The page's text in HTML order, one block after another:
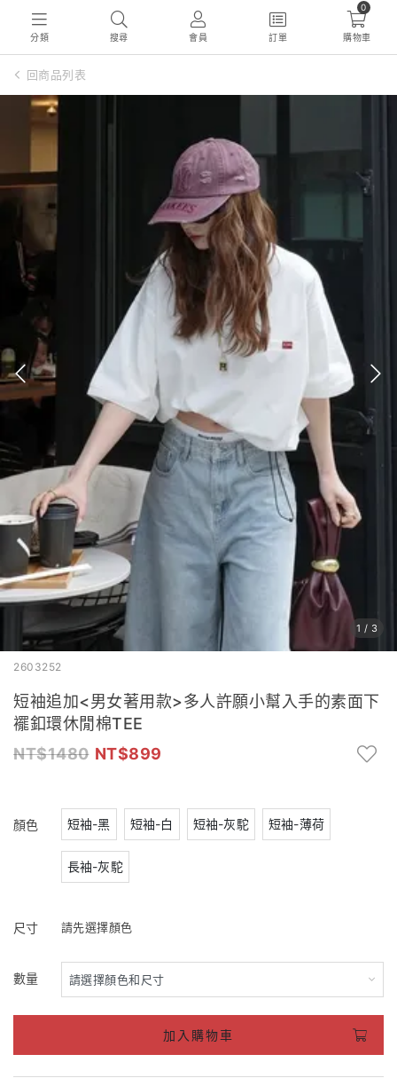
分類 搜尋 會員 訂單
0
購物車
回商品列表
1 / 3
2603252
短袖追加<男女著用款>多人許願小幫入手的素面下
襬釦環休閒棉TEE
1480
899
顏色 短袖-黑 短袖-白 短袖-灰駝 短袖-薄荷
長袖-灰駝
尺寸 請先選擇顏色
數量
加入購物車